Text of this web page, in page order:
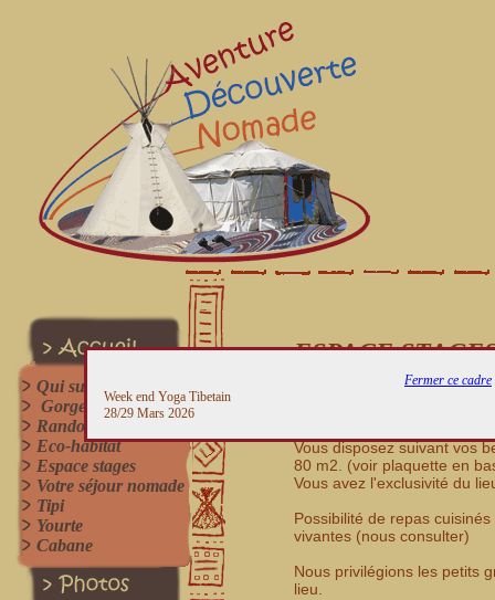
Fermer ce cadre
Week end Yoga Tibetain
28/29 Mars 2026
ESPACE
Vous disposez suivant vos
80 m2. (voir plaquette en
Vous avez l'exclusivité du
Possibilité de repas
vivantes (nous consulter)
Nous privilégions les petits
lieu.
Qui suis-je?
Gorges du Gardon
Randonnées
Eco-habitat
Espace stages
Votre séjour nomade
Tipi
Yourte
Cabane